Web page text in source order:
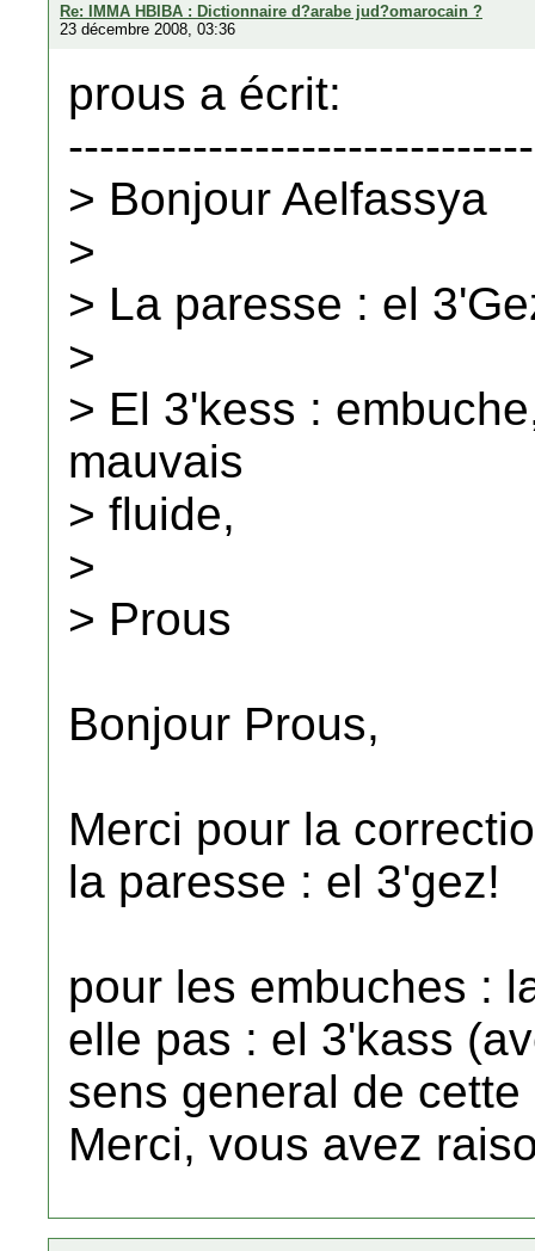
Re: IMMA HBIBA : Dictionnaire d?arabe jud?omarocain ?
23 décembre 2008, 03:36
prous a écrit:
> Bonjour Aelfassya
>
> La paresse : el
>
> El 3'kess :
mauvais
> fluide,
>
> Prous
Bonjour Prous,
Merci pour la
la paresse : el 3'gez!
pour les embuches :
elle pas : el 3'kass
sens general de cette
Merci, vous avez